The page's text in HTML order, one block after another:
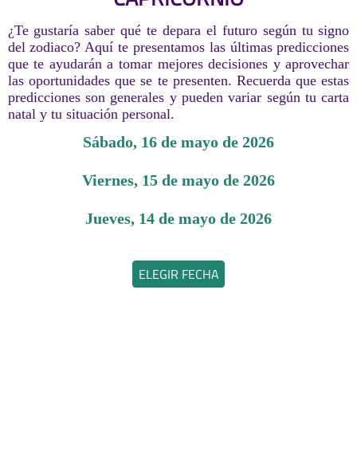
¿Te gustaría saber qué te depara el futuro según tu signo
del zodiaco? Aquí te presentamos las últimas predicciones
que te ayudarán a tomar mejores decisiones y aprovechar
las oportunidades que se te presenten. Recuerda que estas
predicciones son generales y pueden variar según tu carta
natal y tu situación personal.
sábado, 16 de mayo de 2026
viernes, 15 de mayo de 2026
jueves, 14 de mayo de 2026
ELEGIR FECHA